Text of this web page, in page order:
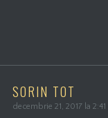
SORIN TOT
decembrie 21, 2017 la